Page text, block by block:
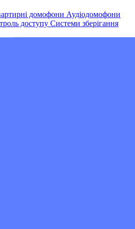
домофони Аудіодомофони
доступу Системи зберігання